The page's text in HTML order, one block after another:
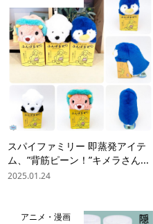
スパイファミリー 即蒸発アイテ
ム、”背筋ピーン！”キメラさん...
2025.01.24
アニメ・漫画